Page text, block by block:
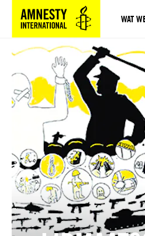
Sla navigatie over
WAT